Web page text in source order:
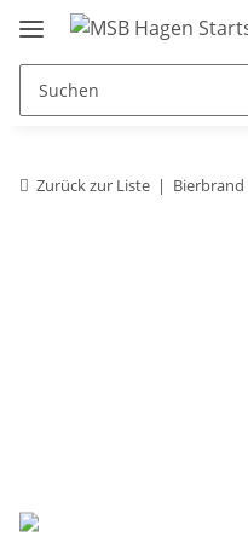
Zurück zur Liste Bierbrand